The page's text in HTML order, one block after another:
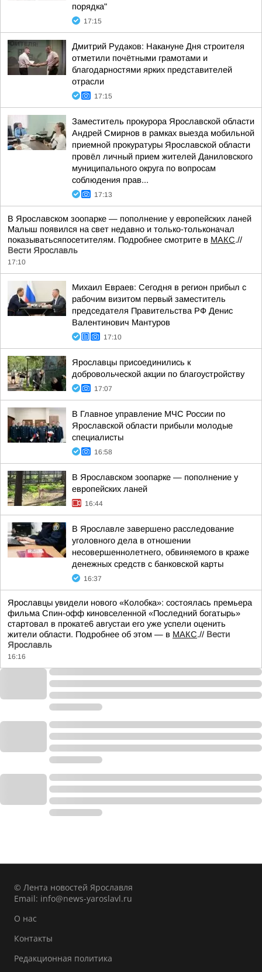
порядка"
17:15
Дмитрий Рудаков: Накануне Дня строителя
отметили почётными грамотами и
благодарностями ярких представителей
отрасли
17:15
Заместитель прокурора Ярославской области
Андрей Смирнов в рамках выезда мобильной
приемной прокуратуры Ярославской области
провёл личный прием жителей Даниловского
муниципального округа по вопросам
соблюдения прав...
17:13
В Ярославском зоопарке — пополнение у европейских ланей
Малыш появился на свет недавно и только-тольконачал
показыватьсяпосетителям. Подробнее смотрите в МАКС.//
Вести Ярославль
17:10
Михаил Евраев: Сегодня в регион прибыл с
рабочим визитом первый заместитель
председателя Правительства РФ Денис
Валентинович Мантуров
17:10
Ярославцы присоединились к
добровольческой акции по благоустройству
17:07
В Главное управление МЧС России по
Ярославской области прибыли молодые
специалисты
16:58
В Ярославском зоопарке — пополнение у
европейских ланей
16:44
В Ярославле завершено расследование
уголовного дела в отношении
несовершеннолетнего, обвиняемого в краже
денежных средств с банковской карты
16:37
Ярославцы увидели нового «Колобка»: состоялась премьера
фильма Спин-офф киновселенной «Последний богатырь»
стартовал в прокате6 августаи его уже успели оценить
жители области. Подробнее об этом — в МАКС.// Вести
Ярославль
16:16
© Лента новостей Ярославля
Email: info@news-yaroslavl.ru
О нас
Контакты
Редакционная политика